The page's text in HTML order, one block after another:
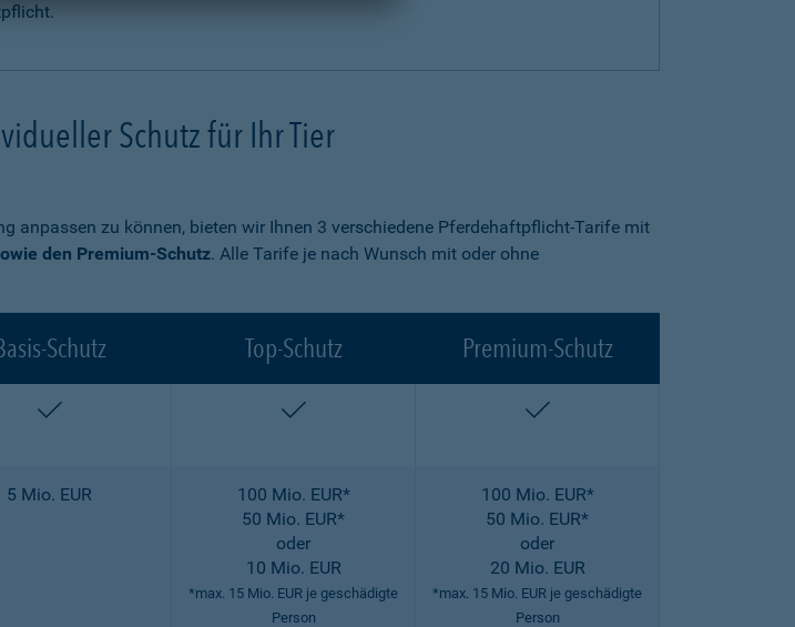
Schutz für Ihr Tier
anpassen zu können, bieten wir Ihnen 3 verschiedene Pferdehaftpflicht-Tarife mit
den Premium-Schutz. Alle Tarife je nach Wunsch mit oder ohne
Schutz Top-Schutz Premium-Schutz
enthalten enthalten enthalten
5 Mio. EUR
100 Mio. EUR*
50 Mio. EUR*
oder
10 Mio. EUR
*max. 15 Mio. EUR je geschädigte
Person
100 Mio. EUR*
50 Mio. EUR*
oder
20 Mio. EUR
*max. 15 Mio. EUR je geschädigte
Person